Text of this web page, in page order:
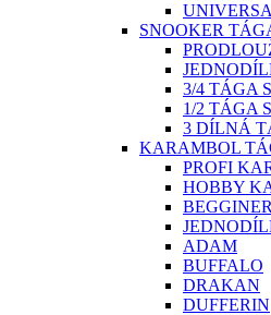
SNOOKER
3/4 TÁGA
1/2 TÁGA
3 DÍLNÁ
KARAMBOL
PROFI
HOBBY
ADAM
BUFFALO
DRAKAN
DUFFERIN